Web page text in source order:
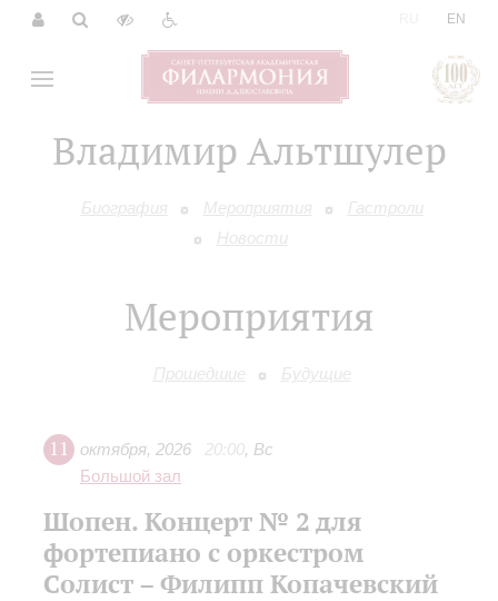
EN
Владимир Альтшулер
Биография Мероприятия
Гастроли
Новости
Мероприятия
Прошедшие Будущие
11 октября, 2026 20:00, Вс
Большой зал
Шопен. Концерт № 2 для
фортепиано с оркестром
Солист – Филипп Копачевский